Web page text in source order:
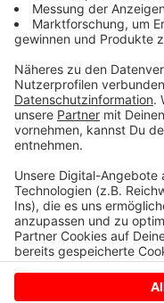
abgeschlossen sein.
Ergebnisse, ob die
Anzeige
Anzeige